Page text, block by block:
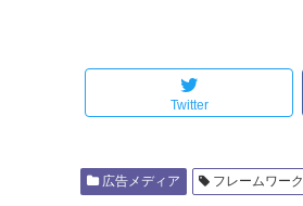
Twitter
広告メディア フレームワーク